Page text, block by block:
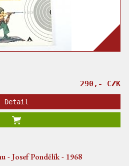
290,- CZK
Detail
- Josef Pondělík - 1968